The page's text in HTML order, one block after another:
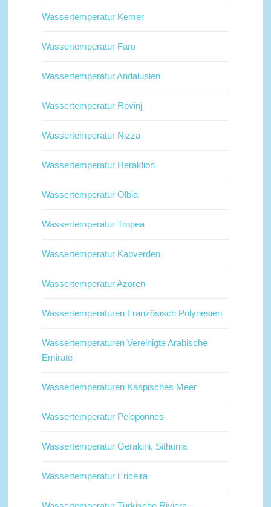
Wassertemperatur Kemer
Wassertemperatur Faro
Wassertemperatur Andalusien
Wassertemperatur Rovinj
Wassertemperatur Nizza
Wassertemperatur Heraklion
Wassertemperatur Olbia
Wassertemperatur Tropea
Wassertemperatur Kapverden
Wassertemperatur Azoren
Wassertemperaturen Französisch Polynesien
Wassertemperaturen Vereinigte Arabische
Emirate
Wassertemperaturen Kaspisches Meer
Wassertemperatur Peloponnes
Wassertemperatur Gerakini, Sithonia
Wassertemperatur Ericeira